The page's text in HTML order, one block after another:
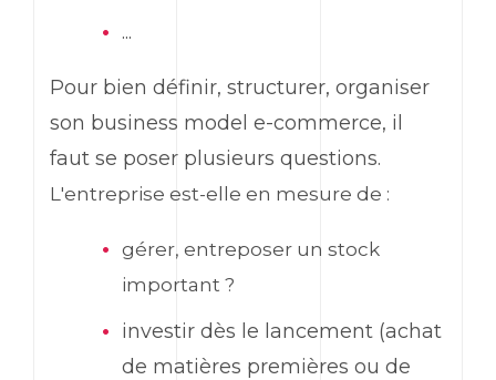
...
Pour bien définir, structurer, organiser
son business model e-commerce, il
faut se poser plusieurs questions.
L'entreprise est-elle en mesure de :
gérer, entreposer un stock
important ?
investir dès le lancement (achat
de matières premières ou de